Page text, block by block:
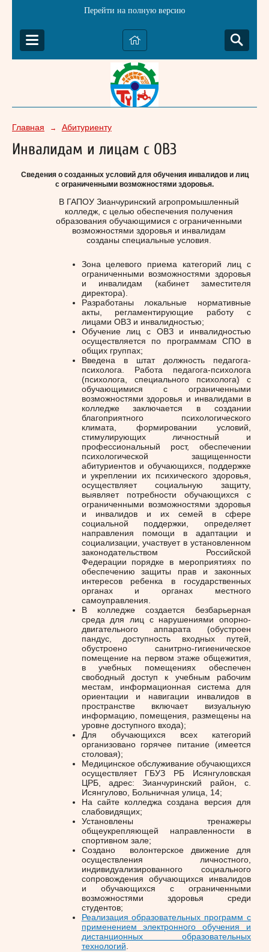
Перейти на полную версию
Главная → Абитуриенту
Инвалидам и лицам с ОВЗ
Сведения о созданных условий для обучения инвалидов и лиц
с ограниченными возможностями здоровья.
В ГАПОУ Зианчуринский агропромышленный
колледж, с целью обеспечения получения
образования обучающимися с ограниченными
возможностями здоровья и инвалидам
созданы специальные условия.
Зона целевого приема категорий лиц с
ограниченными возможностями здоровья
и инвалидам (кабинет заместителя
директора).
Разработаны локальные нормативные
акты, регламентирующие работу с
лицами ОВЗ и инвалидностью;
Обучение лиц с ОВЗ и инвалидностью
осуществляется по программам СПО в
общих группах;
Введена в штат должность педагога-
психолога. Работа педагога-психолога
(психолога, специального психолога) с
обучающимися с ограниченными
возможностями здоровья и инвалидами в
колледже заключается в создании
благоприятного психологического
климата, формировании условий,
стимулирующих личностный и
профессиональный рост, обеспечении
психологической защищенности
абитуриентов и обучающихся, поддержке
и укреплении их психического здоровья,
осуществляет социальную защиту,
выявляет потребности обучающихся с
ограниченными возможностями здоровья
и инвалидов и их семей в сфере
социальной поддержки, определяет
направления помощи в адаптации и
социализации, участвует в установленном
законодательством Российской
Федерации порядке в мероприятиях по
обеспечению защиты прав и законных
интересов ребенка в государственных
органах и органах местного
самоуправления.
В колледже создается безбарьерная
среда для лиц с нарушениями опорно-
двигательного аппарата (обустроен
пандус, доступность входных путей,
обустроено санитрно-гигиеническое
помещение на первом этаже общежития,
в учебных помещениях обеспечен
свободный доступ к учебным рабочим
местам, информационная система для
ориентации и навигации инвалидов в
пространстве включает визуальную
информацию, помещения, размещены на
уровне доступного входа);
Для обучающихся всех категорий
организовано горячее питание (имеется
столовая);
Медицинское обслуживание обучающихся
осуществляет ГБУЗ РБ Исянгуловская
ЦРБ, адрес: Зианчуринский район, с.
Исянгулово, Больничная улица, 14;
На сайте колледжа создана версия для
слабовидящих;
Установлены тренажеры
общеукрепляющей направленности в
спортивном зале;
Создано волонтерское движение для
осуществления личностного,
индивидуализированного социального
сопровождения обучающихся инвалидов
и обучающихся с ограниченными
возможностями здоровья среди
студентов;
Реализация образовательных программ с
применением электронного обучения и
дистанционных образовательных
технологий